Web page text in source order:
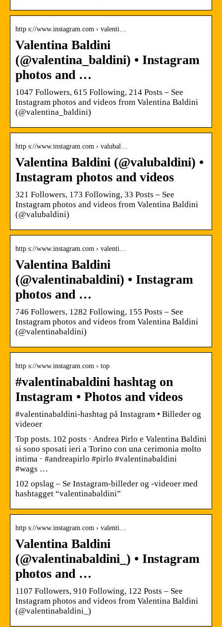
http s://www.instagram.com › valenti…
Valentina Baldini
(@valentina_baldini) • Instagram
photos and …
1047 Followers, 615 Following, 214 Posts – See
Instagram photos and videos from Valentina Baldini
(@valentina_baldini)
http s://www.instagram.com › valubal…
Valentina Baldini (@valubaldini) •
Instagram photos and videos
321 Followers, 173 Following, 33 Posts – See
Instagram photos and videos from Valentina Baldini
(@valubaldini)
http s://www.instagram.com › valenti…
Valentina Baldini
(@valentinabaldini) • Instagram
photos and …
746 Followers, 1282 Following, 155 Posts – See
Instagram photos and videos from Valentina Baldini
(@valentinabaldini)
http s://www.instagram.com › top
#valentinabaldini hashtag on
Instagram • Photos and videos
#valentinabaldini-hashtag på Instagram • Billeder og
videoer
Top posts. 102 posts · Andrea Pirlo e Valentina Baldini
si sono sposati ieri a Torino con una cerimonia molto
intima · #andreapirlo #pirlo #valentinabaldini
#wags …
102 opslag – Se Instagram-billeder og -videoer med
hashtagget “valentinabaldini”
http s://www.instagram.com › valenti…
Valentina Baldini
(@valentinabaldini_) • Instagram
photos and …
1107 Followers, 910 Following, 122 Posts – See
Instagram photos and videos from Valentina Baldini
(@valentinabaldini_)